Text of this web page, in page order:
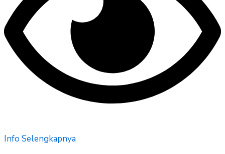
Info Selengkapnya